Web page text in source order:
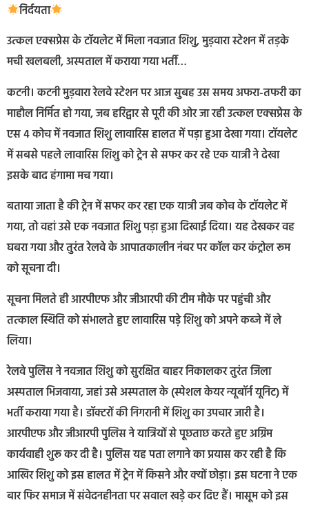
निर्दयता
उत्कल एक्सप्रेस के टॉयलेट में मिला नवजात शिशु, मुड़वारा स्टेशन में तड़के
मची खलबली, अस्पताल में कराया गया भर्ती…
कटनी। कटनी मुड़वारा रेलवे स्टेशन पर आज सुबह उस समय अफरा-तफरी का
माहौल निर्मित हो गया, जब हरिद्वार से पूरी की ओर जा रही उत्कल एक्सप्रेस के
एस 4 कोच में नवजात शिशु लावारिस हालत में पड़ा हुआ देखा गया। टॉयलेट
में सबसे पहले लावारिस शिशु को ट्रेन से सफर कर रहे एक यात्री ने देखा
इसके बाद हंगामा मच गया।
बताया जाता है की ट्रेन में सफर कर रहा एक यात्री जब कोच के टॉयलेट में
गया, तो वहां उसे एक नवजात शिशु पड़ा हुआ दिखाई दिया। यह देखकर वह
घबरा गया और तुरंत रेलवे के आपातकालीन नंबर पर कॉल कर कंट्रोल रूम
को सूचना दी।
सूचना मिलते ही आरपीएफ और जीआरपी की टीम मौके पर पहुंची और
तत्काल स्थिति को संभालते हुए लावारिस पड़े शिशु को अपने कब्जे में ले
लिया।
रेलवे पुलिस ने नवजात शिशु को सुरक्षित बाहर निकालकर तुरंत जिला
अस्पताल भिजवाया, जहां उसे अस्पताल के (स्पेशल केयर न्यूबॉर्न यूनिट) में
भर्ती कराया गया है। डॉक्टरों की निगरानी में शिशु का उपचार जारी है।
आरपीएफ और जीआरपी पुलिस ने यात्रियों से पूछताछ करते हुए अग्रिम
कार्यवाही शुरू कर दी है। पुलिस यह पता लगाने का प्रयास कर रही है कि
आखिर शिशु को इस हालत में ट्रेन में किसने और क्यों छोड़ा। इस घटना ने एक
बार फिर समाज में संवेदनहीनता पर सवाल खड़े कर दिए हैं। मासूम को इस